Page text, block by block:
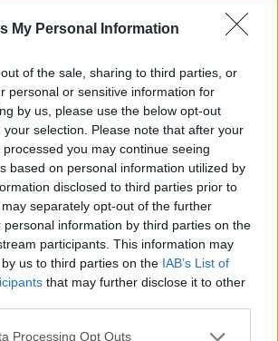
My Personal Information
of the sale, sharing to third parties, or
personal or sensitive information for
by us, please use the below opt-out
selection. Please note that after your
you may continue seeing
based on personal information utilized by
disclosed to third parties prior to
separately opt-out of the further
personal information by third parties on the
participants. This information may
us to third parties on the IAB’s List of
that may further disclose it to other
website/app uses one or more Google
Processing Opt Outs
και τον έστειλε στο
διαιτητής στο φύλλο αγώνος